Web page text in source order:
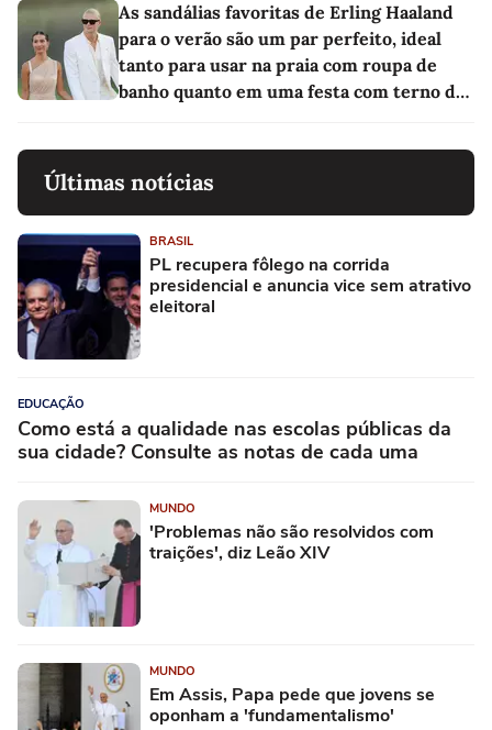
As sandálias favoritas de Erling Haaland
para o verão são um par perfeito, ideal
tanto para usar na praia com roupa de
banho quanto em uma festa com terno de
Últimas notícias
BRASIL
PL recupera fôlego na corrida
presidencial e anuncia vice sem atrativo
eleitoral
EDUCAÇÃO
Como está a qualidade nas escolas públicas da
sua cidade? Consulte as notas de cada uma
MUNDO
'Problemas não são resolvidos com
traições', diz Leão XIV
MUNDO
Em Assis, Papa pede que jovens se
oponham a 'fundamentalismo'